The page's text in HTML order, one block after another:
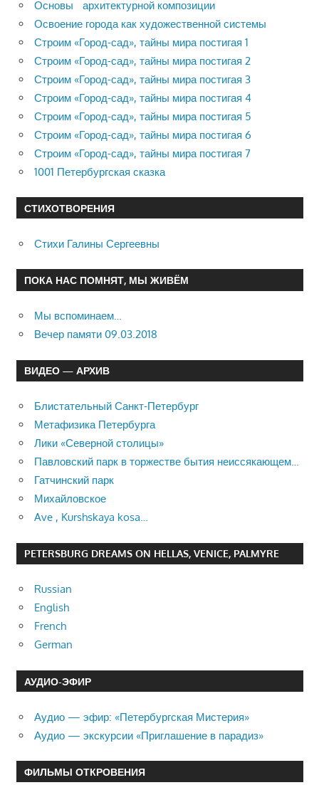
Основы архитектурной композиции
Освоение города как художественной системы
Строим «Город-сад», тайны мира постигая 1
Строим «Город-сад», тайны мира постигая 2
Строим «Город-сад», тайны мира постигая 3
Строим «Город-сад», тайны мира постигая 4
Строим «Город-сад», тайны мира постигая 5
Строим «Город-сад», тайны мира постигая 6
Строим «Город-сад», тайны мира постигая 7
1001 Петербургская сказка
СТИХОТВОРЕНИЯ
Стихи Галины Сергеевны
ПОКА НАС ПОМНЯТ, МЫ ЖИВЁМ
Мы вспоминаем…
Вечер памяти 09.03.2018
ВИДЕО — АРХИВ
Блистательный Санкт-Петербург
Метафизика Петербурга
Лики «Северной столицы»
Павловский парк в торжестве бытия неиссякающем…
Гатчинский парк
Михайловское
Ave , Kurshskaya kosa…
PETERSBURG DREAMS ON HELLAS, VENICE, PALMYRE
Russian
English
French
German
АУДИО-ЭФИР
Аудио — эфир: «Петербургская Мистерия»
Аудио — экскурсии «Приглашение в парадиз»
ФИЛЬМЫ ОТКРОВЕНИЯ